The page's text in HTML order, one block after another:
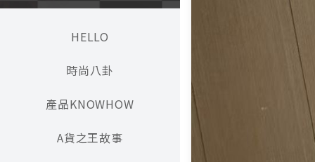
HELLO
時尚八卦
產品KNOWHOW
A貨之王故事